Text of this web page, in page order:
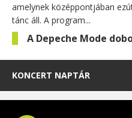
amelynek középpontjában
tánc áll. A program...
A Depeche Mode
KONCERT NAPTÁR